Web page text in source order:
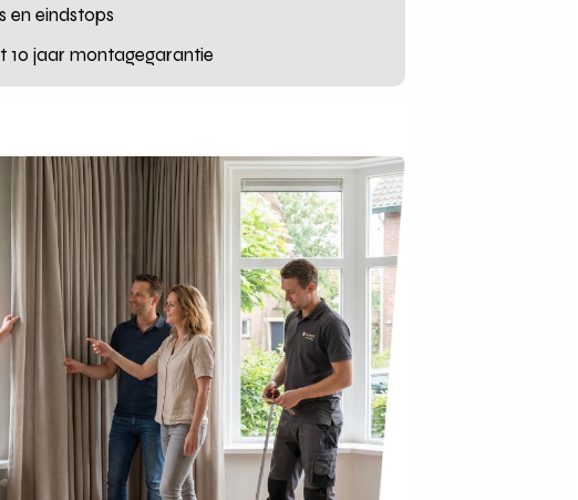
en eindstops
10 jaar montagegarantie